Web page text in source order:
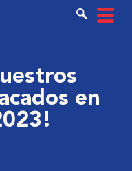
en